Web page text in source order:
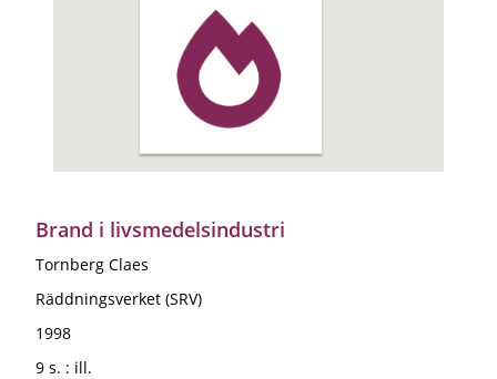
Brand i livsmedelsindustri
Tornberg Claes
Räddningsverket (SRV)
1998
9 s. : ill.